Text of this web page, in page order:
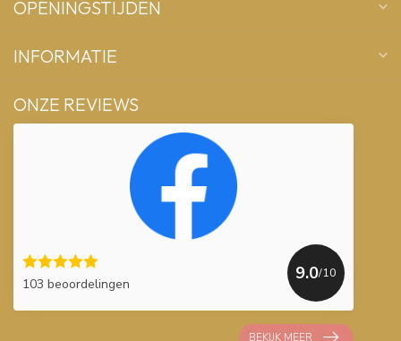
OPENINGSTIJDEN
INFORMATIE
ONZE REVIEWS
103 beoordelingen
9.0/10
BEKIJK MEER